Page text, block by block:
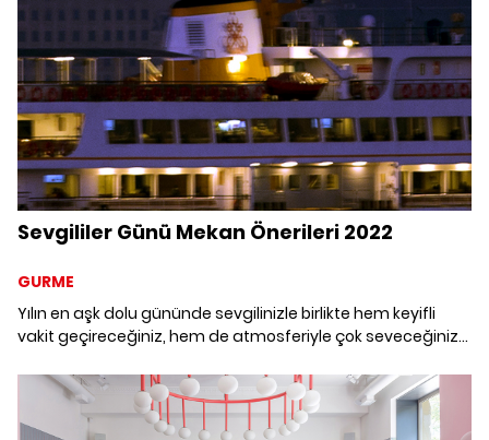
Sevgililer Günü Mekan Önerileri 2022
GURME
Yılın en aşk dolu gününde sevgilinizle birlikte hem keyifli
vakit geçireceğiniz, hem de atmosferiyle çok seveceğiniz
lezzetlerine, çok çeşitli menüleriyle damaklarda uzun süre
tat bırakacak şehrin en iyi yerlerini görmek için galeriye
tıklayın. Sevgililer Günü Mekan Önerileri 2022